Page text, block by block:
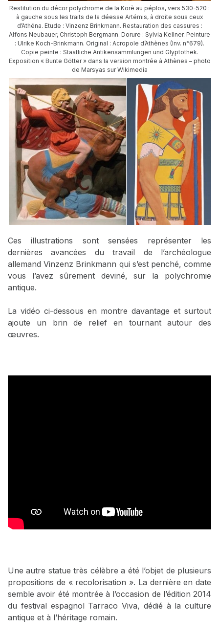
Restitution du décor polychrome de la Korè au péplos, vers 530-520 :
à gauche sous les traits de la déesse Artémis, à droite sous ceux
d’Athéna. Etude : Vinzenz Brinkmann. Restauration des cassures :
Alfons Neubauer, Christoph Bergmann. Dorure : Sylvia Kellner. Peinture
: Ulrike Koch-Brinkmann. Original : Acropole d’Athènes (Inv. n°679).
Copie peinte : Staatliche Antikensammlungen und Glyptothek.
Exposition « Bunte Götter » dans la version montrée à Athènes – photo
de Marsyas sur Wikimedia
Ces illustrations sont sensées représenter les
dernières avancées du travail de l’archéologue
allemand Vinzenz Brinkmann qui s’est penché, comme
vous l’avez sûrement deviné, sur la polychromie
antique.
La vidéo ci-dessous en montre davantage et surtout
ajoute un brin de relief en tournant autour des
œuvres.
Une autre statue très célèbre a été l’objet de plusieurs
propositions de « recolorisation ». La dernière en date
semble avoir été montrée à l’occasion de l’édition 2014
du festival espagnol Tarraco Viva, dédié à la culture
antique et à l’héritage romain.